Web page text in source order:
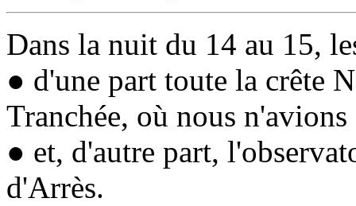
Dans la nuit du 14 au 15,
● d'une part toute la crête
Tranchée, où nous
● et, d'autre part,
d'Arrès.